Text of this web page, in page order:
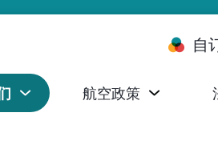
自
航空政策